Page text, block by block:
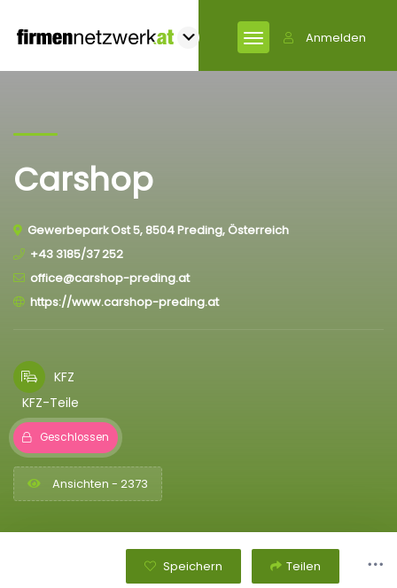
Anmelden
Carshop
Gewerbepark Ost 5, 8504 Preding, Österreich
+43 3185/37 252
office@carshop-preding.at
https://www.carshop-preding.at
KFZ
KFZ-Teile
Geschlossen
Ansichten - 2373
Speichern Teilen